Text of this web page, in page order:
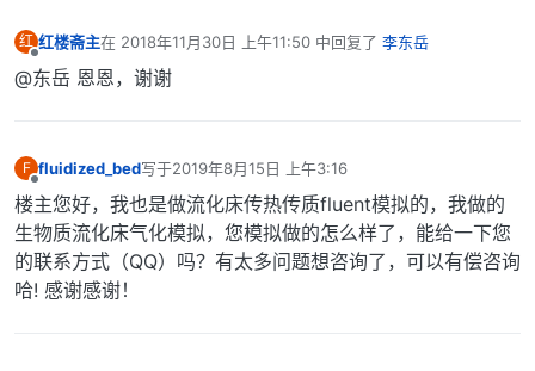
红
离线
红楼斋主在 2018年11月30日 上午11:50 中回复了 李东岳
最后由 编辑
@东岳 恩恩，谢谢
F
离线
fluidized_bed写于2019年8月15日 上午3:16
最后由 编辑
楼主您好，我也是做流化床传热传质fluent模拟的，我做的
生物质流化床气化模拟，您模拟做的怎么样了，能给一下您
的联系方式（QQ）吗？有太多问题想咨询了，可以有偿咨询
哈! 感谢感谢！